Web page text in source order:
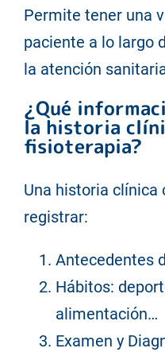
Permite tener una
paciente a lo largo
la atención
¿Qué
la historia
fisioterapia?
Una historia clínica
registrar:
Antecedentes
Hábitos:
alimentación…
Examen y